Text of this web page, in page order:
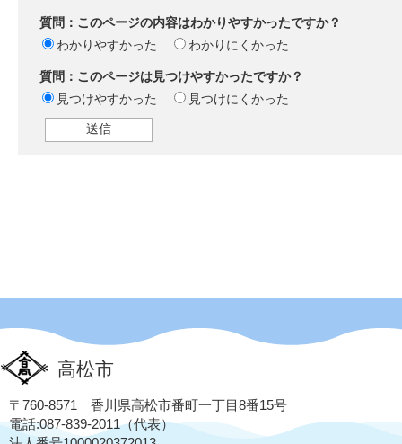
質問：このページの内容はわかりやすかったですか？
わかりやすかった
わかりにくかった
質問：このページは見つけやすかったですか？
見つけやすかった
見つけにくかった
高松市
〒760-8571 香川県高松市番町一丁目8番15号
電話:087-839-2011（代表）